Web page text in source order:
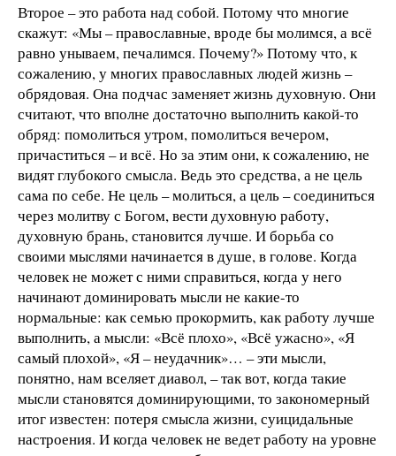
Второе – это работа над собой. Потому что многие
скажут: «Мы – православные, вроде бы молимся, а всё
равно унываем, печалимся. Почему?» Потому что, к
сожалению, у многих православных людей жизнь –
обрядовая. Она подчас заменяет жизнь духовную. Они
считают, что вполне достаточно выполнить какой-то
обряд: помолиться утром, помолиться вечером,
причаститься – и всё. Но за этим они, к сожалению, не
видят глубокого смысла. Ведь это средства, а не цель
сама по себе. Не цель – молиться, а цель – соединиться
через молитву с Богом, вести духовную работу,
духовную брань, становится лучше. И борьба со
своими мыслями начинается в душе, в голове. Когда
человек не может с ними справиться, когда у него
начинают доминировать мысли не какие-то
нормальные: как семью прокормить, как работу лучше
выполнить, а мысли: «Всё плохо», «Всё ужасно», «Я
самый плохой», «Я – неудачник»… – эти мысли,
понятно, нам вселяет диавол, – так вот, когда такие
мысли становятся доминирующими, то закономерный
итог известен: потеря смысла жизни, суицидальные
настроения. И когда человек не ведет работу на уровне